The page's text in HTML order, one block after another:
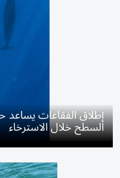
إطلاق الفقاعات يساعد
السطح خلال الاسترخاء